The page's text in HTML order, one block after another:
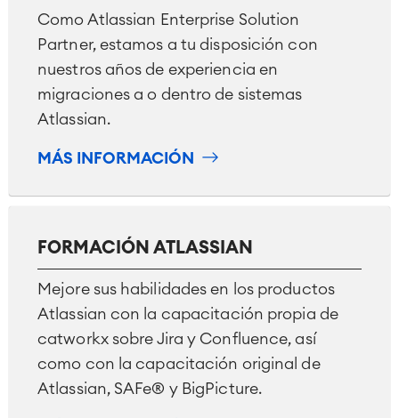
Como Atlassian Enterprise Solution
Partner, estamos a tu disposición con
nuestros años de experiencia en
migraciones a o dentro de sistemas
Atlassian.
MÁS INFORMACIÓN
FORMACIÓN ATLASSIAN
Mejore sus habilidades en los productos
Atlassian con la capacitación propia de
catworkx sobre Jira y Confluence, así
como con la capacitación original de
Atlassian, SAFe® y BigPicture.